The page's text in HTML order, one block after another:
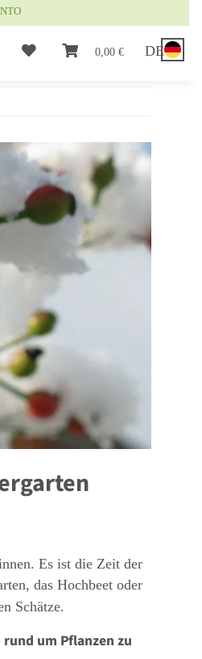
0,00 € DE
Es ist die Zeit der
das Hochbeet oder
Schätze.
rund um Pflanzen zu